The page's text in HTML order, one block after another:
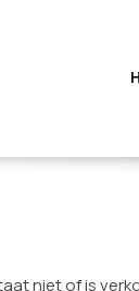
niet of is